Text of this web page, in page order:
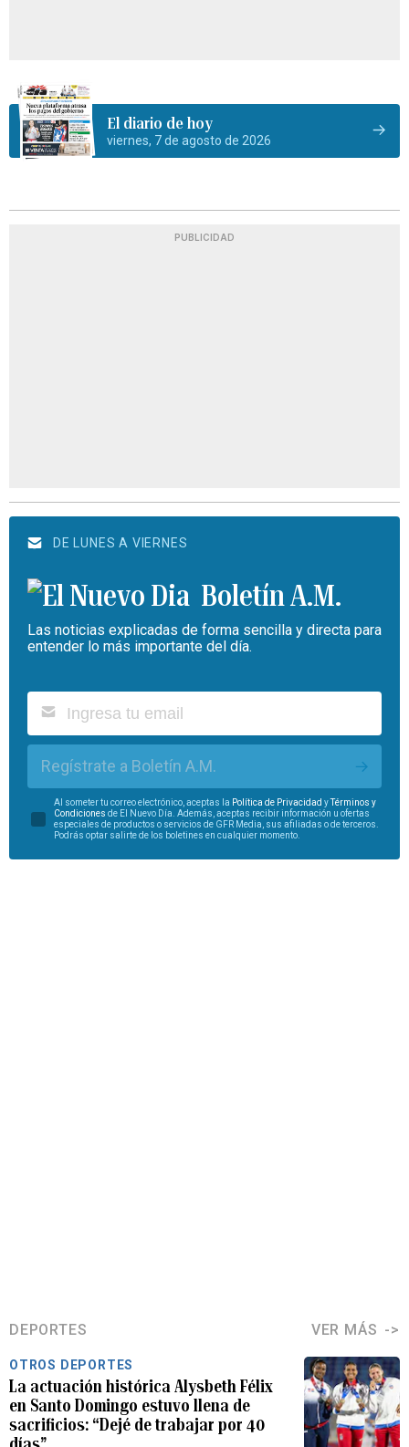
El diario de hoy
viernes, 7 de agosto de 2026
PUBLICIDAD
DE LUNES A VIERNES
Boletín A.M.
Las noticias explicadas de forma sencilla y directa para
entender lo más importante del día.
Regístrate a Boletín A.M.
Al someter tu correo electrónico, aceptas la Política de Privacidad y
Términos y
Condiciones de El Nuevo Día. Además, aceptas recibir información u ofertas
especiales de productos o servicios de GFR Media, sus afiliadas o de terceros.
Podrás optar salirte de los boletines en cualquier momento.
DEPORTES VER MÁS
OTROS DEPORTES
La actuación histórica Alysbeth Félix
en Santo Domingo estuvo llena de
sacrificios: “Dejé de trabajar por 40